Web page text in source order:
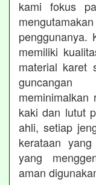
kami fokus
penggunanya.
memiliki
material karet
meminimalkan
kaki dan lutut
ahli, setiap
kerataan
yang
aman